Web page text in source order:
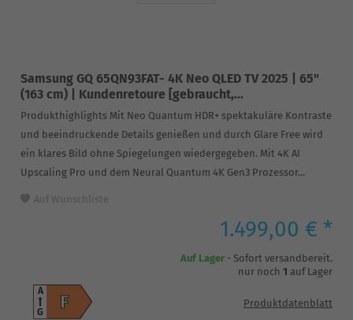
Samsung GQ 65QN93FAT- 4K Neo QLED TV 2025 | 65"
(163 cm) | Kundenretoure [gebraucht,...
Produkthighlights Mit Neo Quantum HDR+ spektakuläre Kontraste
und beeindruckende Details genießen und durch Glare Free wird
ein klares Bild ohne Spiegelungen wiedergegeben. Mit 4K AI
Upscaling Pro und dem Neural Quantum 4K Gen3 Prozessor...
Auf Wunschliste
1.499,00 € *
Auf Lager - Sofort versandbereit.
nur noch 1 auf Lager
F
A
G
Produktdatenblatt